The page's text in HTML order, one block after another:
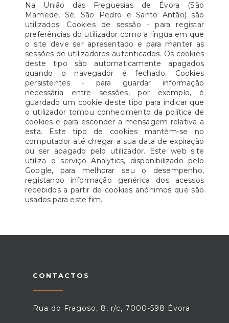
Na União das Freguesias de Évora (São
Mamede, Sé, São Pedro e Santo Antão) são
utilizados: Cookies de sessão - para registar
preferências do utilizador como a língua em que
o site deve ser apresentado e para manter as
sessões de utilizadores autenticados. Os cookies
deste tipo são automaticamente apagados
quando o navegador é fechado. Cookies
persistentes - para guardar informação
necessária entre sessões, por exemplo, é
guardado um cookie deste tipo para indicar que
o utilizador tomou conhecimento da política de
cookies e para esconder a mensagem relativa a
esta. Este tipo de cookies mantém-se no
computador até chegar a sua data de expiração
ou ser apagado pelo utilizador. Este web site
utiliza o serviço Analytics, disponibilizado pelo
Google, para melhorar seu o desempenho,
registando informação genérica dos acessos
recebidos a partir de cookies anónimos que são
usados para este fim.
CONTACTOS
Rua do Fragoso, 8, r/c, 7000-598 Évora